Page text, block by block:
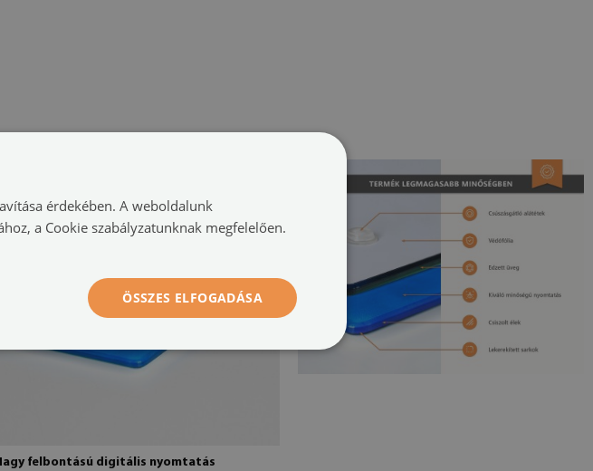
felbontású digitális nyomtatás
érdekében. A weboldalunk
a Cookie szabályzatunknak megfelelően.
ÖSSZES ELFOGADÁSA